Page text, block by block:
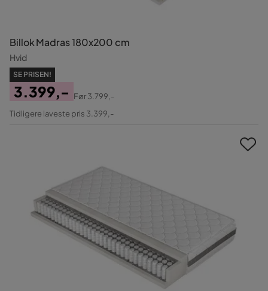
Billok Madras 180x200 cm
Hvid
SE PRISEN!
Pris
3.399,-
Original
Før3.799,-
Tidligere laveste pris 3.399,-